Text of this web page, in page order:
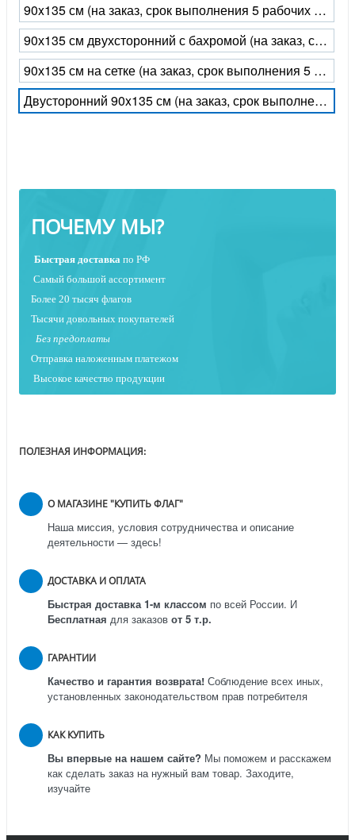
90x135 см (на заказ, срок выполнения 5 рабочих дней)
90х135 см двухсторонний с бахромой (на заказ, срок выполнения 5 рабочих дней)
90х135 см на сетке (на заказ, срок выполнения 5 рабочих дней)
Двусторонний 90x135 см (на заказ, срок выполнения 5 рабочих дней)
ПОЧЕМУ МЫ?
Быстрая доставка по РФ
Самый большой ассортимент
Более 20 тысяч флагов
Тысячи довольных покупателей
Без предоплаты
Отправка наложенным платежом
Высокое качество продукции
ПОЛЕЗНАЯ ИНФОРМАЦИЯ:
О МАГАЗИНЕ "КУПИТЬ ФЛАГ"
Наша миссия, условия сотрудничества и описание
деятельности — здесь!
ДОСТАВКА И ОПЛАТА
Быстрая доставка 1-м классом по всей России. И
Бесплатная для заказов от 5 т.р.
ГАРАНТИИ
Качество и гарантия возврата! Соблюдение всех иных,
установленных законодательством прав потребителя
КАК КУПИТЬ
Вы впервые на нашем сайте? Мы поможем и расскажем
как сделать заказ на нужный вам товар. Заходите,
изучайте